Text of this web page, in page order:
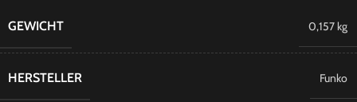
GEWICHT 0,157 kg
HERSTELLER Funko